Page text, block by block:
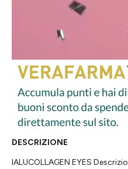
DESCRIZIONE
IALUCOLLAGEN EYES